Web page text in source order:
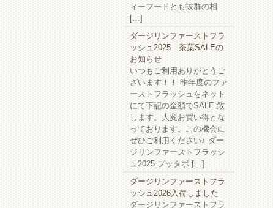
ィーフードとも抜群の相
[…]
ダージリンファーストフラ
ッシュ2025 茶葉SALEの
お知らせ
いつもご利用ありがとうご
ざいます！！ 昨年度のファ
ーストフラッシュをネット
にて下記の金額でSALE 致
します。大変お買い得とな
っております。この機会に
ぜひご利用ください♪ ダー
ジリンファーストフラッシ
ュ2025 プッタボ […]
ダージリンファーストフラ
ッシュ2026入荷しました
ダージリンファーストフラ